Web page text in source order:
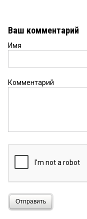
Ваш комментарий
Имя
Комментарий
Отправить